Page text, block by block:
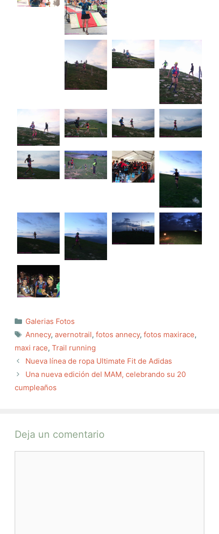
Categorías
Galerias Fotos
Etiquetas
Annecy, avernotrail, fotos annecy, fotos maxirace,
maxi race, Trail running
Nueva línea de ropa Ultimate Fit de Adidas
Una nueva edición del MAM, celebrando su 20
cumpleaños
Deja un comentario